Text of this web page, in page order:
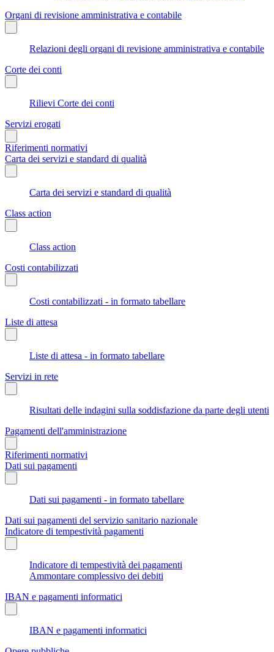
Organi di revisione amministrativa e contabile
Relazioni degli organi di revisione amministrativa e contabile
Corte dei conti
Rilievi Corte dei conti
Servizi erogati
Riferimenti normativi
Carta dei servizi e standard di qualità
Carta dei servizi e standard di qualità
Class action
Class action
Costi contabilizzati
Costi contabilizzati - in formato tabellare
Liste di attesa
Liste di attesa - in formato tabellare
Servizi in rete
Risultati delle indagini sulla soddisfazione da parte degli utenti
Pagamenti dell'amministrazione
Riferimenti normativi
Dati sui pagamenti
Dati sui pagamenti - in formato tabellare
Dati sui pagamenti del servizio sanitario nazionale
Indicatore di tempestività pagamenti
Indicatore di tempestività dei pagamenti
Ammontare complessivo dei debiti
IBAN e pagamenti informatici
IBAN e pagamenti informatici